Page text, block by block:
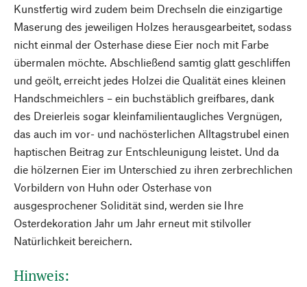
Kunstfertig wird zudem beim Drechseln die einzigartige
Maserung des jeweiligen Holzes herausgearbeitet, sodass
nicht einmal der Osterhase diese Eier noch mit Farbe
übermalen möchte. Abschließend samtig glatt geschliffen
und geölt, erreicht jedes Holzei die Qualität eines kleinen
Handschmeichlers – ein buchstäblich greifbares, dank
des Dreierleis sogar kleinfamilientaugliches Vergnügen,
das auch im vor- und nachösterlichen Alltagstrubel einen
haptischen Beitrag zur Entschleunigung leistet. Und da
die hölzernen Eier im Unterschied zu ihren zerbrechlichen
Vorbildern von Huhn oder Osterhase von
ausgesprochener Solidität sind, werden sie Ihre
Osterdekoration Jahr um Jahr erneut mit stilvoller
Natürlichkeit bereichern.
Hinweis: